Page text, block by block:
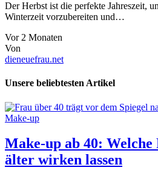
Der Herbst ist die perfekte Jahreszeit,
Winterzeit vorzubereiten und…
Vor 2 Monaten
Von
dieneuefrau.net
Unsere beliebtesten Artikel
Make-up
Make-up ab 40:
älter wirken lassen